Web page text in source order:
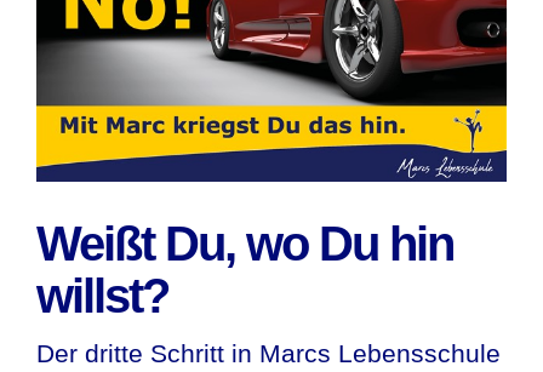
Weißt Du, wo Du hin
willst?
Der dritte Schritt in Marcs Lebensschule